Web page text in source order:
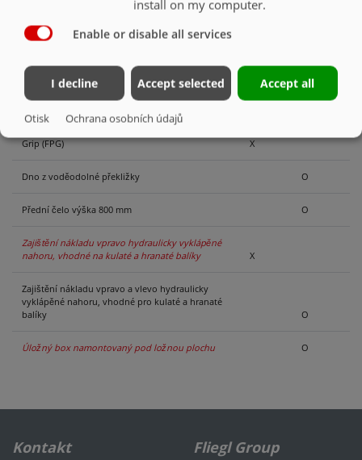
Dvojitý přepínací ventil s ovládacím panelem
otvory)
O
Korba 6 900 mm x 2 480 mm X
Grip (FPG)
X
Dno z voděodolné překližky O
Přední čelo výška 800 mm O
Zajištění nákladu vpravo hydraulicky vyklápěné
nahoru, vhodné na kulaté a hranaté balíky
X
Zajištění nákladu vpravo a vlevo hydraulicky
vyklápěné nahoru, vhodné pro kulaté a hranaté
balíky
O
Úložný box namontovaný pod ložnou plochu O
Kontakt Fliegl Group
install on my computer.
Enable or disable all services
I decline Accept selected Accept all
Otisk Ochrana osobních údajů